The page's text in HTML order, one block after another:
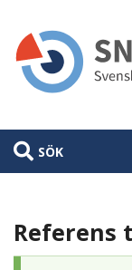
huvudinnehåll
SÖK